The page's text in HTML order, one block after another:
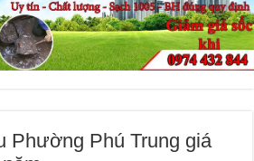
Phường Phú Trung giá